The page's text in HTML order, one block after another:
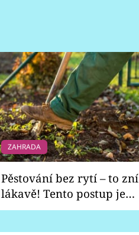
ZAHRADA
Pěstování bez rytí – to zní
lákavě! Tento postup je
vhodný jen pro některé